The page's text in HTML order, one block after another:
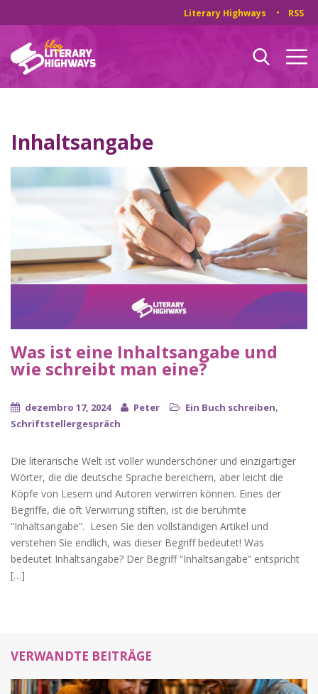
Literary Highways RSS
Inhaltsangabe
Was ist eine Inhaltsangabe und
wie schreibt man eine?
dezembro 17, 2024 Peter Ein Buch schreiben,
Schriftstellergespräch
Die literarische Welt ist voller wunderschöner und einzigartiger
Wörter, die die deutsche Sprache bereichern, aber leicht die
Köpfe von Lesern und Autoren verwirren können. Eines der
Begriffe, die oft Verwirrung stiften, ist die berühmte
“Inhaltsangabe”. Lesen Sie den vollständigen Artikel und
verstehen Sie endlich, was dieser Begriff bedeutet! Was
bedeutet Inhaltsangabe? Der Begriff “Inhaltsangabe” entspricht
[…]
VERWANDTE BEITRÄGE